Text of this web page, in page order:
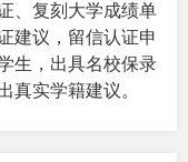
、复刻大学成绩单
建议，留信认证申
生，出具名校保录
真实学籍建议。